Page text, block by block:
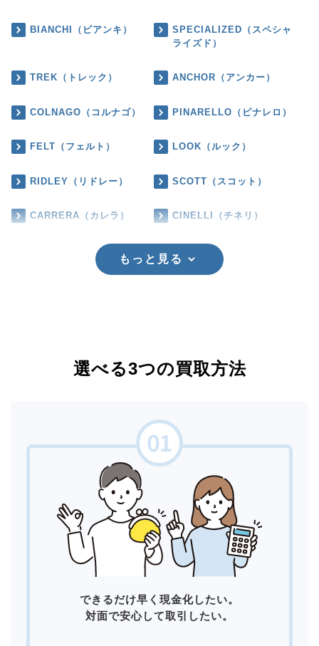
BIANCHI（ビアンキ）
SPECIALIZED（スペシャ
ライズド）
TREK（トレック） ANCHOR（アンカー）
COLNAGO（コルナゴ） PINARELLO（ピナレロ）
FELT（フェルト） LOOK（ルック）
RIDLEY（リドレー） SCOTT（スコット）
CARRERA（カレラ） CINELLI（チネリ）
もっと見る
選べる3つの買取方法
できるだけ早く現金化したい。
対面で安心して取引したい。